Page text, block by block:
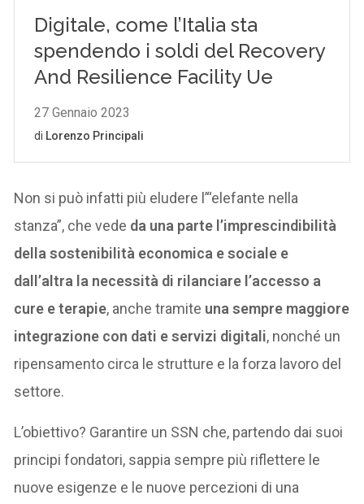
Non si può infatti più eludere l’“elefante nella
stanza”, che vede da una parte l’imprescindibilità
della sostenibilità economica e sociale e
dall’altra la necessità di rilanciare l’accesso a
cure e terapie, anche tramite una sempre maggiore
integrazione con dati e servizi digitali, nonché un
ripensamento circa le strutture e la forza lavoro del
settore.
L’obiettivo? Garantire un SSN che, partendo dai suoi
principi fondatori, sappia sempre più riflettere le
nuove esigenze e le nuove percezioni di una